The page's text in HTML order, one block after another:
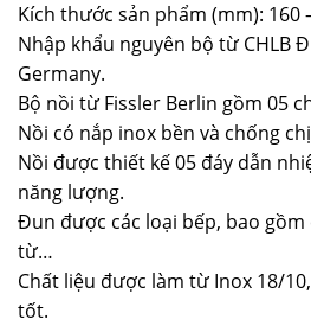
Kích thước sản phẩm (mm): 160
Nhập khẩu nguyên bộ từ CHLB
Germany.
Bộ nồi từ Fissler Berlin gồm 05
Nồi có nắp inox bền và chống
Nồi được thiết kế 05 đáy dẫn
năng lượng.
Đun được các loại bếp, bao
từ…
Chất liệu được làm từ Inox 18/
tốt.